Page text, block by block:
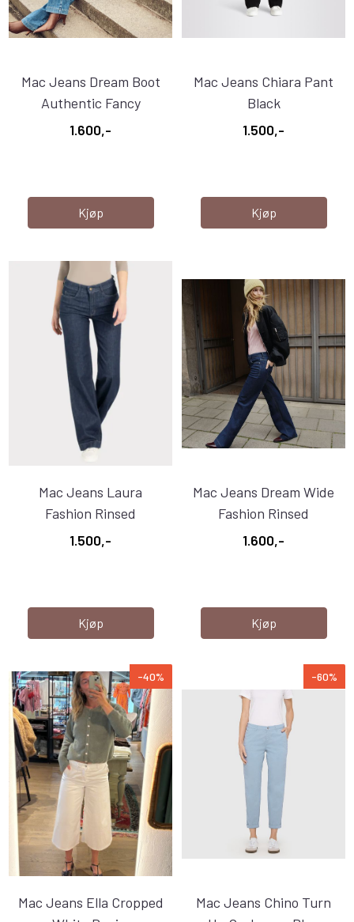
Mac Jeans Dream Boot
Authentic Fancy
1.600,-
Kjøp
Mac Jeans Chiara Pant
Black
1.500,-
Kjøp
Mac Jeans Laura
Fashion Rinsed
1.500,-
Kjøp
Mac Jeans Dream Wide
Fashion Rinsed
Authentic
1.600,-
Kjøp
-40%
Mac Jeans Ella Cropped
-60%
Mac Jeans Chino Turn